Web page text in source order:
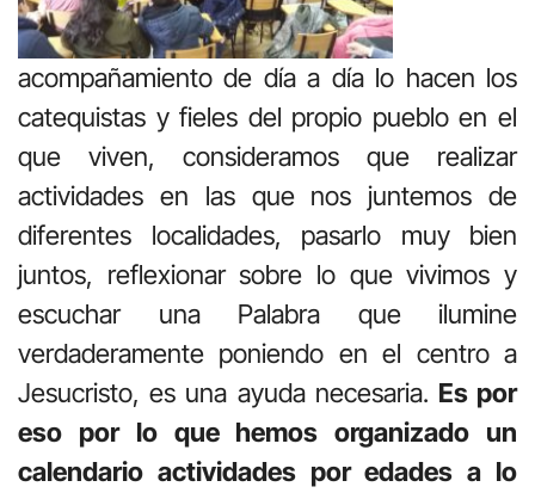
acompañamiento de día a día lo hacen los
catequistas y fieles del propio pueblo en el
que viven, consideramos que realizar
actividades en las que nos juntemos de
diferentes localidades, pasarlo muy bien
juntos, reflexionar sobre lo que vivimos y
escuchar una Palabra que ilumine
verdaderamente poniendo en el centro a
Jesucristo, es una ayuda necesaria. Es por
eso por lo que hemos organizado un
calendario actividades por edades a lo